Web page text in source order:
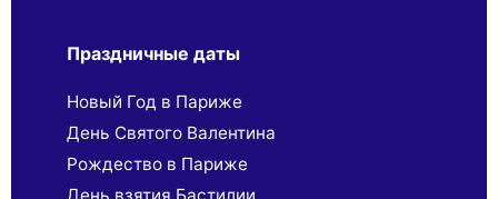
Праздничные даты
Новый Год в Париже
День Святого Валентина
Рождество в Париже